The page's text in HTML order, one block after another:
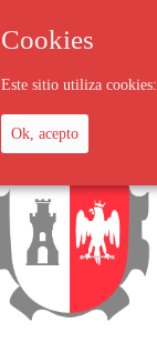
Cookies
Este sitio utiliza cookies:
Ok, acepto